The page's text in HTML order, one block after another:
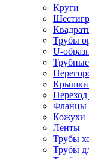
Круги
Трубы
U-
Крышки
Переход
Фланцы
Кожухи
Ленты
Трубы
Трубы